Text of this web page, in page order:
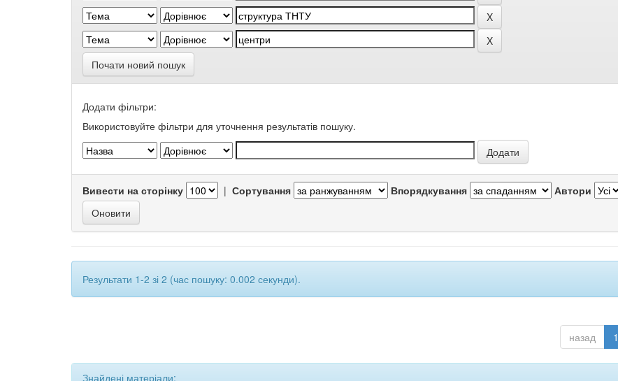
Почати новий пошук
Додати фільтри:
Використовуйте фільтри для уточнення результатів пошуку.
Вивести на сторінку | Сортування Впорядкування Автори
Результати 1-2 зі 2 (час пошуку: 0.002 секунди).
назад 1
Знайдені матеріали: